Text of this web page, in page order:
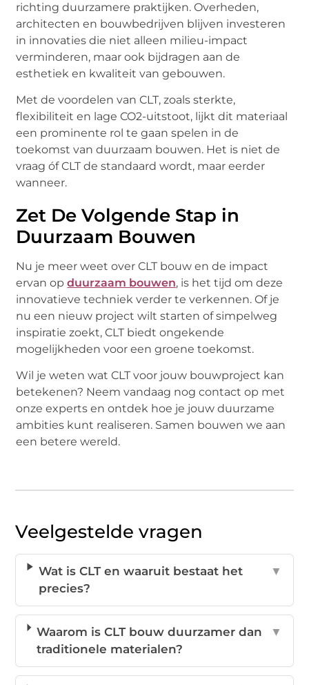
richting duurzamere praktijken. Overheden,
architecten en bouwbedrijven blijven investeren
in innovaties die niet alleen milieu-impact
verminderen, maar ook bijdragen aan de
esthetiek en kwaliteit van gebouwen.
Met de voordelen van CLT, zoals sterkte,
flexibiliteit en lage CO2-uitstoot, lijkt dit materiaal
een prominente rol te gaan spelen in de
toekomst van duurzaam bouwen. Het is niet de
vraag óf CLT de standaard wordt, maar eerder
wanneer.
Zet De Volgende Stap in
Duurzaam Bouwen
Nu je meer weet over CLT bouw en de impact
ervan op duurzaam bouwen, is het tijd om deze
innovatieve techniek verder te verkennen. Of je
nu een nieuw project wilt starten of simpelweg
inspiratie zoekt, CLT biedt ongekende
mogelijkheden voor een groene toekomst.
Wil je weten wat CLT voor jouw bouwproject kan
betekenen? Neem vandaag nog contact op met
onze experts en ontdek hoe je jouw duurzame
ambities kunt realiseren. Samen bouwen we aan
een betere wereld.
Veelgestelde vragen
Wat is CLT en waaruit bestaat het
precies?
▼
Waarom is CLT bouw duurzamer dan
traditionele materialen?
▼